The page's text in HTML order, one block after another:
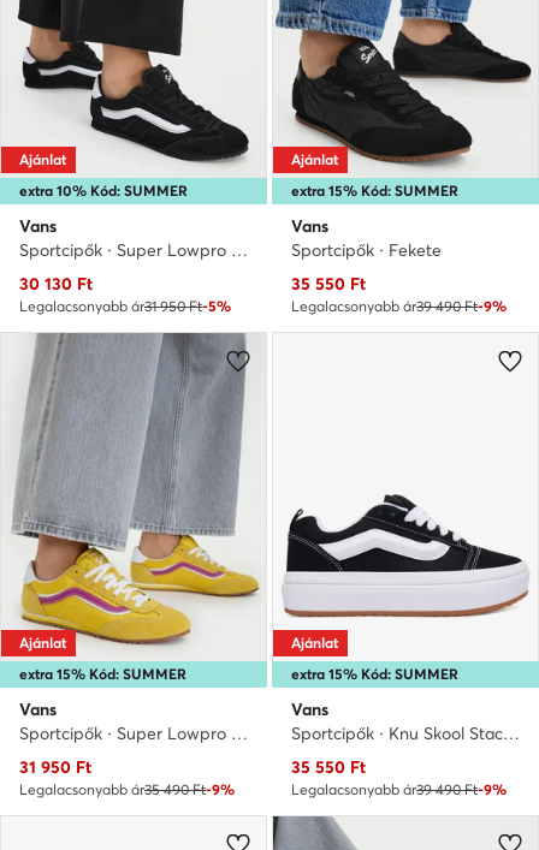
extra 10% Kód: SUMMER
Ajánlat
Vans
Sportcipők · Super Lowpro · Fekete
Aktuális ár
30 130 Ft
Legalacsonyabb ár31 950 Ft-5%
extra 15% Kód: SUMMER
Ajánlat
Vans
Sportcipők · Fekete
Aktuális ár
35 550 Ft
Legalacsonyabb ár39 490 Ft-9%
extra 15% Kód: SUMMER
Ajánlat
Vans
Sportcipők · Super Lowpro · Sárga
Aktuális ár
31 950 Ft
Legalacsonyabb ár35 490 Ft-9%
extra 15% Kód: SUMMER
Ajánlat
Vans
Sportcipők · Knu Skool Stack · Fekete
Aktuális ár
35 550 Ft
Legalacsonyabb ár39 490 Ft-9%